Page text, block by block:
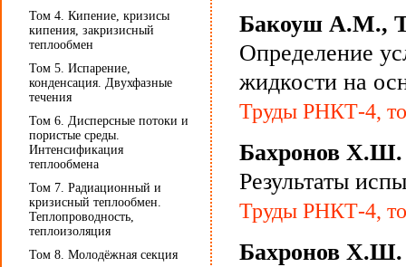
Том 4. Кипение, кризисы
кипения, закризисный
теплообмен
Том 5. Испарение,
конденсация. Двухфазные
течения
Том 6. Дисперсные потоки и
пористые среды.
Интенсификация
теплообмена
Том 7. Радиационный и
кризисный теплообмен.
Теплопроводность,
теплоизоляция
Том 8. Молодёжная секция
Бакоуш А.М.,
Определение
жидкости на
Труды РНКТ-4,
Бахронов Х.Ш.
Результаты
Труды РНКТ-4,
Бахронов Х.Ш.